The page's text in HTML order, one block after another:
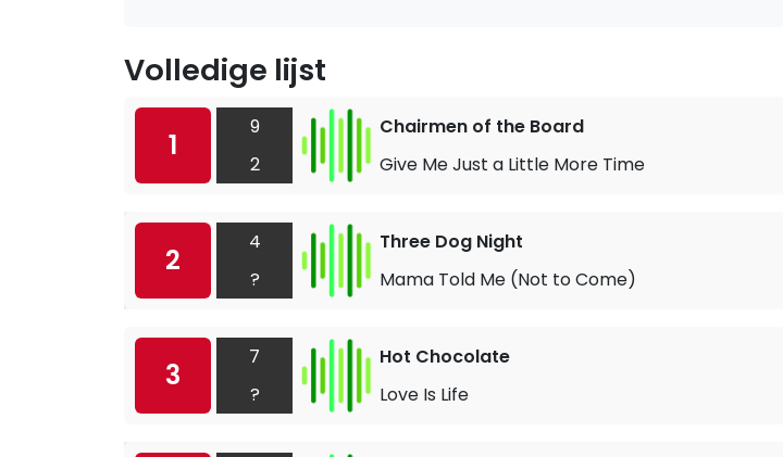
Volledige lijst
1
9
2
Chairmen of the Board
Give Me Just a Little More Time
2
4
?
Three Dog Night
Mama Told Me (Not to Come)
3
7
?
Hot Chocolate
Love Is Life